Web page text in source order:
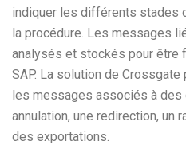
indiquer les différents stades
la procédure. Les messages
analysés et stockés pour être
SAP. La solution de
les messages associés à des
annulation, une redirection, un
des exportations.